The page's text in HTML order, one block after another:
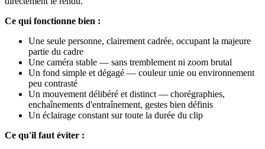
Ce qui fonctionne bien :
Une seule personne, clairement cadrée, occupant la majeure
partie du cadre
Une caméra stable — sans tremblement ni zoom brutal
Un fond simple et dégagé — couleur unie ou environnement
peu contrasté
Un mouvement délibéré et distinct — chorégraphies,
enchaînements d'entraînement, gestes bien définis
Un éclairage constant sur toute la durée du clip
Ce qu'il faut éviter :